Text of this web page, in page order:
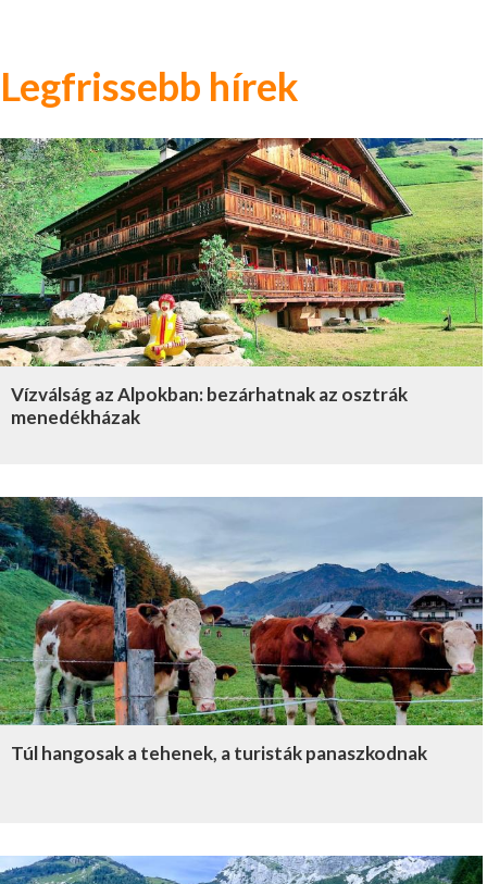
Legfrissebb hírek
Vízválság az Alpokban: bezárhatnak az osztrák
menedékházak
Túl hangosak a tehenek, a turisták panaszkodnak